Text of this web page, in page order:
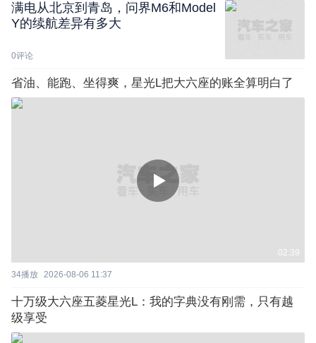
满电从北京到青岛，问界M6和Model
Y的续航差异有多大
0评论
省油、能跑、坐得爽，星光L把大六座的账全算明白了
02:39
34播放 2026-08-06 11:37
十万级大六座五菱星光L：我的字典没有刚需，只有越
级享受